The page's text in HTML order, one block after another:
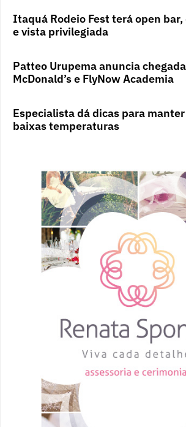
Itaquá Rodeio Fest terá open
e vista privilegiada
Patteo Urupema anuncia
McDonald’s e FlyNow Academia
Especialista dá dicas para
baixas temperaturas